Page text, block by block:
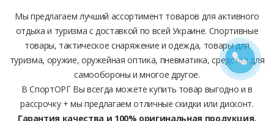
Мы предлагаем лучший ассортимент товаров для активного
отдыха и туризма с доставкой по всей Украине. Спортивные
товары, тактическое снаряжение и одежда, товары для
туризма, оружие, оружейная оптика, пневматика, средства для
самообороны и многое другое.
В СпортОРГ Вы всегда можете купить товар выгодно и в
рассрочку + мы предлагаем отличные скидки или дисконт.
Гарантия качества и 100% оригинальная продукция.